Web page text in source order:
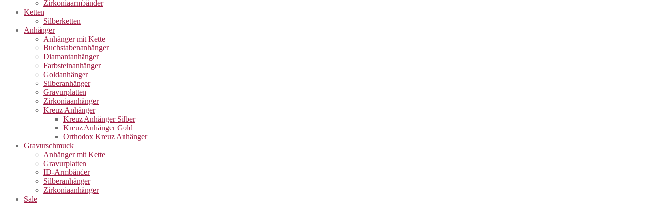
Zirkoniaarmbänder
Ketten
Silberketten
Anhänger
Anhänger mit Kette
Buchstabenanhänger
Diamantanhänger
Farbsteinanhänger
Goldanhänger
Silberanhänger
Gravurplatten
Zirkoniaanhänger
Kreuz Anhänger
Kreuz Anhänger Silber
Kreuz Anhänger Gold
Orthodox Kreuz Anhänger
Gravurschmuck
Anhänger mit Kette
Gravurplatten
ID-Armbänder
Silberanhänger
Zirkoniaanhänger
Sale